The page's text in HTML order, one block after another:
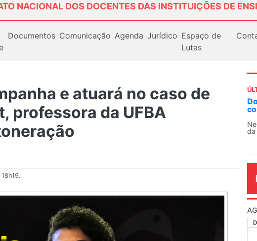
NACIONAL DOS DOCENTES DAS INSTITUIÇÕES DE
Documentos Comunicação Agenda Jurídico Espaço de
Lutas
e atuará no caso de
professora da UFBA
Docentes paralisam novamente as
contra as políticas de Milei na Argentina
Nessa segunda-feira (3), sindicatos de docentes